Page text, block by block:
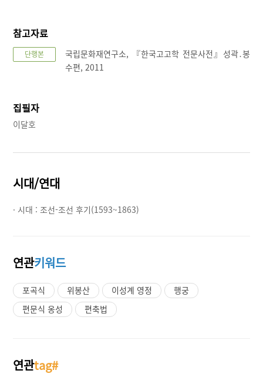
참고자료
단행본
국립문화재연구소, 『한국고고학 전문사전』성곽․봉
수편, 2011
집필자
이달호
시대/연대
· 시대 : 조선-조선 후기(1593~1863)
연관키워드
포곡식 위봉산 이성계 영정
행궁
편문식 옹성
편축법
연관tag#